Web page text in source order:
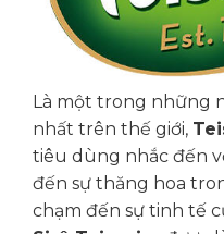
Là một trong những
nhất trên thế giới,
tiêu dùng nhắc đến
đến sự thăng hoa
chạm đến sự tinh tế